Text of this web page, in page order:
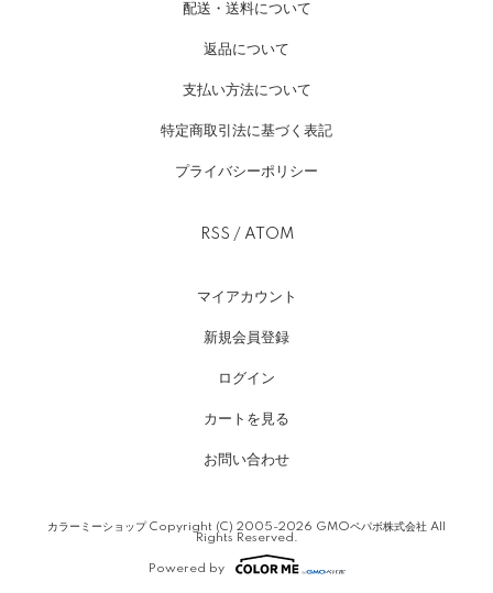
配送・送料について
返品について
支払い方法について
特定商取引法に基づく表記
プライバシーポリシー
RSS / ATOM
マイアカウント
新規会員登録
ログイン
カートを見る
お問い合わせ
カラーミーショップCopyright (C) 2005-2026 GMOペパボ株式会社 All
Rights Reserved.
Powered by